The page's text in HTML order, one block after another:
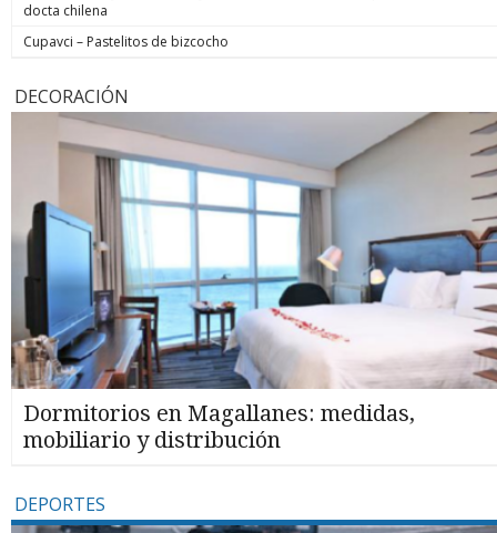
docta chilena
Cupavci – Pastelitos de bizcocho
DECORACIÓN
Dormitorios en Magallanes: medidas,
mobiliario y distribución
DEPORTES